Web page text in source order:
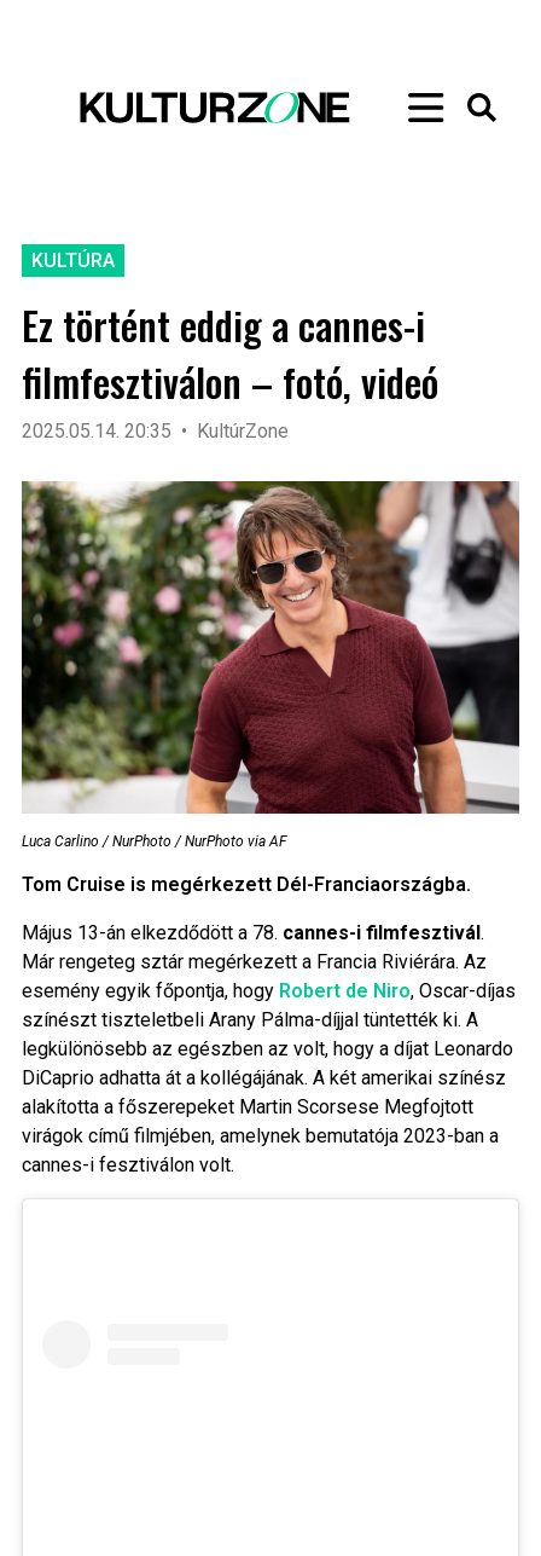
KULTÚRA
Ez történt eddig a cannes-i
filmfesztiválon – fotó, videó
2025.05.14. 20:35 KultúrZone
Luca Carlino / NurPhoto / NurPhoto via AF
Tom Cruise is megérkezett Dél-Franciaországba.
Május 13-án elkezdődött a 78. cannes-i filmfesztivál.
Már rengeteg sztár megérkezett a Francia Riviérára. Az
esemény egyik főpontja, hogy Robert de Niro, Oscar-díjas
színészt tiszteletbeli Arany Pálma-díjjal tüntették ki. A
legkülönösebb az egészben az volt, hogy a díjat Leonardo
DiCaprio adhatta át a kollégájának. A két amerikai színész
alakította a főszerepeket Martin Scorsese Megfojtott
virágok című filmjében, amelynek bemutatója 2023-ban a
cannes-i fesztiválon volt.